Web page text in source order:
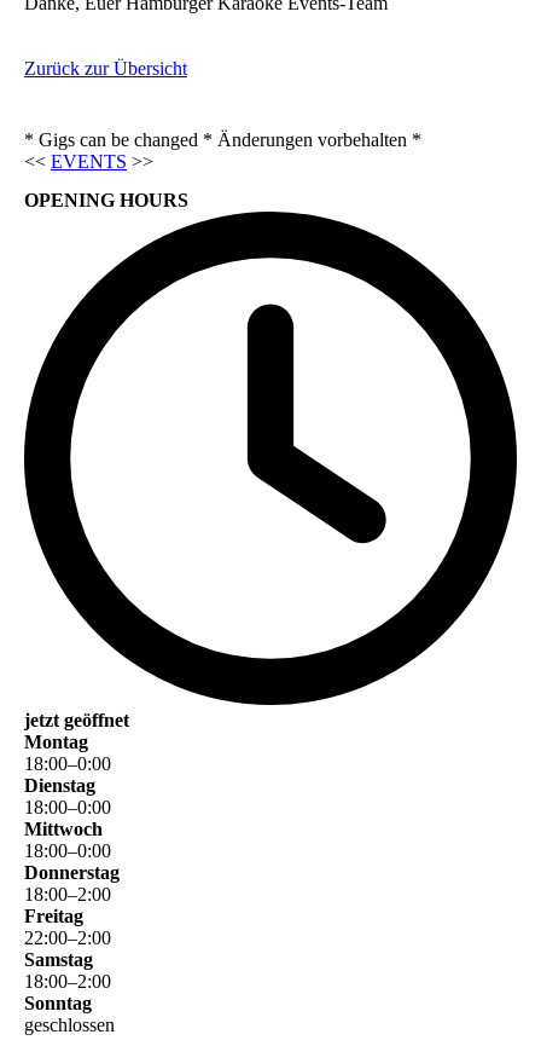
Zurück zur Übersicht
* Gigs can be changed * Änderungen vorbehalten *
<< EVENTS >>
OPENING HOURS
jetzt geöffnet
Montag
18:00–0:00
Dienstag
18:00–0:00
Mittwoch
18:00–0:00
Donnerstag
18:00–2:00
Freitag
22:00–2:00
Samstag
18:00–2:00
Sonntag
geschlossen